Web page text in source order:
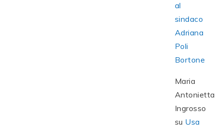
al
sindaco
Adriana
Poli
Bortone
Maria
Antonietta
Ingrosso
su Usa